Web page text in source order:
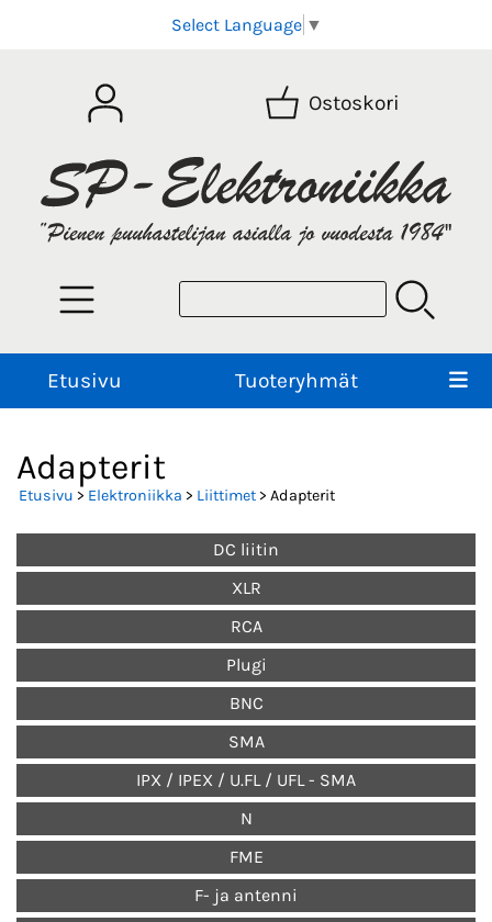
Select Language ▼
Ostoskori
Etusivu Tuoteryhmät
Adapterit
Etusivu > Elektroniikka > Liittimet> Adapterit
DC liitin
XLR
RCA
Plugi
BNC
SMA
IPX / IPEX / U.FL / UFL - SMA
N
FME
F- ja antenni